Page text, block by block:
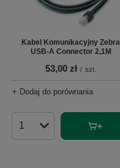
Kabel Komunikacyjny Zebra
USB-A Connector 2,1M
53,00 zł / szt.
+ Dodaj do porównania
Ilość produktów